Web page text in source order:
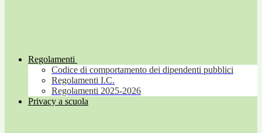
Regolamenti
Codice di comportamento dei dipendenti pubblici
Regolamenti I.C.
Regolamenti 2025-2026
Privacy a scuola